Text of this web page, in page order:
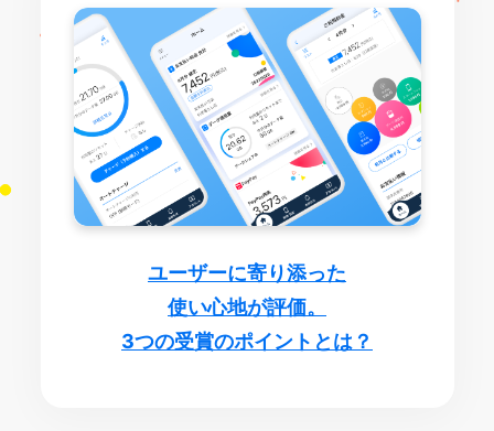
ユーザーに寄り添った
使い心地が評価。
3つの受賞のポイントとは？